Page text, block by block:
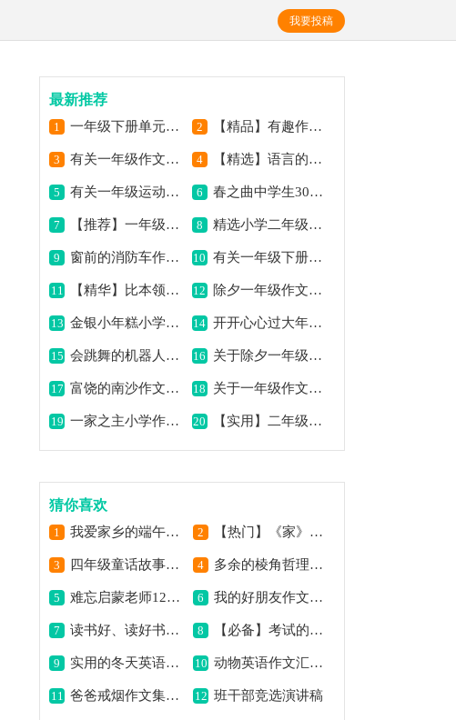
我要投稿
最新推荐
1 一年级下册单元优秀作文 2 【精品】有趣作文300字3篇
3 有关一年级作文300字10篇 4 【精选】语言的作文300字4篇
5 有关一年级运动会作文300字汇总5篇 6 春之曲中学生300字作文
7 【推荐】一年级作文合集五篇 8 精选小学二年级作文三篇
9 窗前的消防车作文300字 10 有关一年级下册作文300字合集6篇
11 【精华】比本领的作文300字6篇 12 除夕一年级作文汇编6篇
13 金银小年糕小学作文300字 14 开开心心过大年一年级作文（精选10篇）
15 会跳舞的机器人作文300字 16 关于除夕一年级作文汇总六篇
17 富饶的南沙作文300字 18 关于一年级作文300字汇编4篇
19 一家之主小学作文300字 20 【实用】二年级作文三篇
猜你喜欢
1 我爱家乡的端午节作文汇总7篇 2 【热门】《家》七年级作文500字四篇
3 四年级童话故事作文500字 4 多余的棱角哲理故事
5 难忘启蒙老师1200字作文 6 我的好朋友作文三年级
7 读书好、读好书、好读书作文 8 【必备】考试的作文合集8篇
9 实用的冬天英语作文合集10篇 10 动物英语作文汇编10篇
11 爸爸戒烟作文集合15篇 12 班干部竞选演讲稿